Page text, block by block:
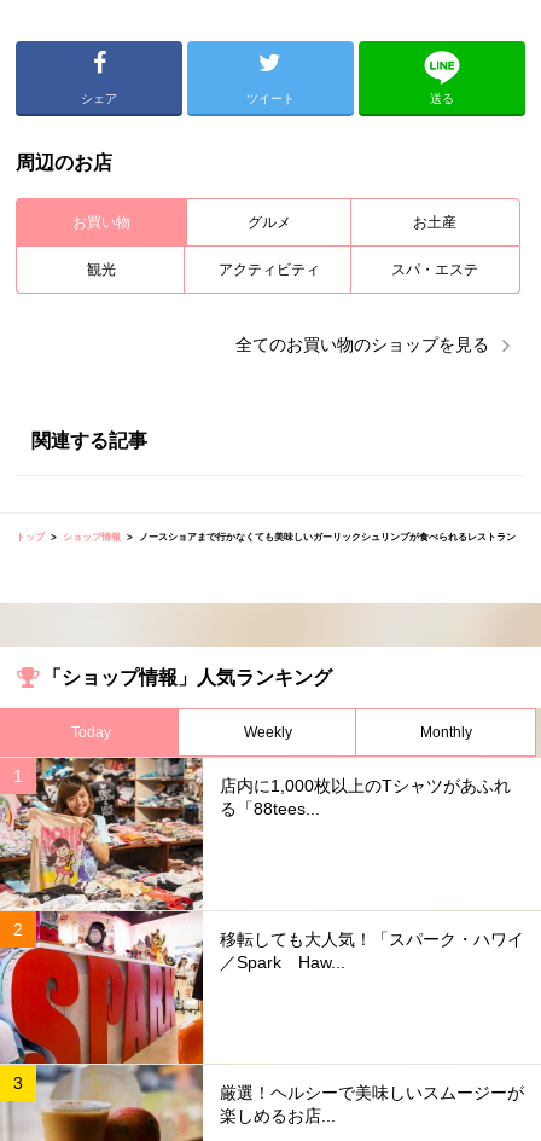
シェア ツイート 送る
周辺のお店
お買い物 グルメ お土産
観光 アクティビティ スパ・エステ
全てのお買い物のショップを見る
関連する記事
トップ ショップ情報 ノースショアまで行かなくても美味しいガーリックシュリンプが食べられるレストラン
「ショップ情報」人気ランキング
Today Weekly Monthly
店内に1,000枚以上のTシャツがあふれ
る「88tees...
移転しても大人気！「スパーク・ハワイ
／Spark Haw...
厳選！ヘルシーで美味しいスムージーが
楽しめるお店...